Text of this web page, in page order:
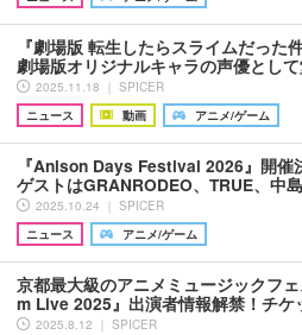
『劇場版 転生したらスライムだった
劇場版オリジナルキャラの声優とし
2025.11.18 ｜ SPICER
ニュース
動画 アニメ/ゲーム
『Anison Days Festival 2026』開催
ゲストはGRANRODEO、TRUE、中
2025.10.24 ｜ SPICER
ニュース
アニメ/ゲーム
京都最大級のアニメミュージックフ
m Live 2025』出演者情報解禁！チ
2025.8.12 ｜ SPICER